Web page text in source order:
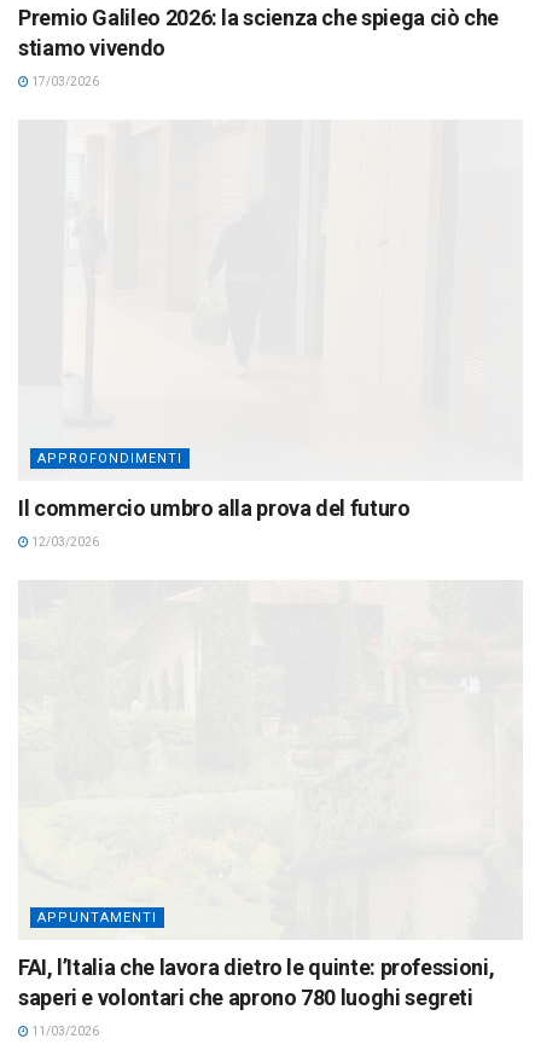
Premio Galileo 2026: la scienza che spiega ciò che
stiamo vivendo
17/03/2026
APPROFONDIMENTI
Il commercio umbro alla prova del futuro
12/03/2026
APPUNTAMENTI
FAI, l’Italia che lavora dietro le quinte: professioni,
saperi e volontari che aprono 780 luoghi segreti
11/03/2026